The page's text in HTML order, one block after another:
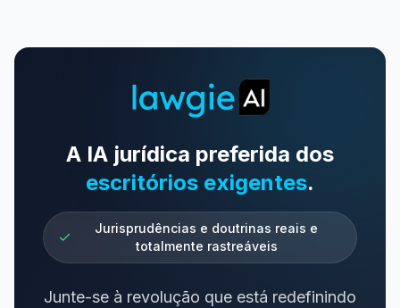
A IA jurídica preferida dos
escritórios exigentes.
Jurisprudências e doutrinas reais e
totalmente rastreáveis
Junte-se à revolução que está redefinindo